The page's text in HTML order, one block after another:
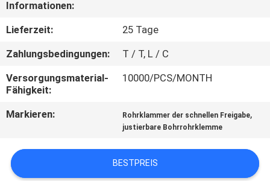
NACHRICHTEN
FÄLLE
SITEMAP
POLICY
Informationen:
Lieferzeit:
25 Tage
Zahlungsbedingungen:
T / T, L / C
Versorgungsmaterial-
Fähigkeit:
10000/PCS/MONTH
Markieren: Rohrklammer der schnellen Freigabe,
justierbare Bohrrohrklemme
BESTPREIS